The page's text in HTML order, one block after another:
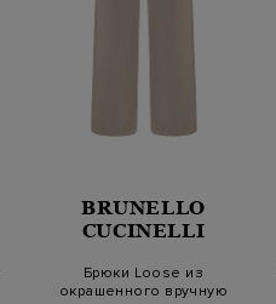
BRUNELLO
CUCINELLI
Брюки Loose из
окрашенного вручную